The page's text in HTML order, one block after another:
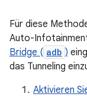
Für diese
Auto-
Bridge ( adb )
das Tunneling
Aktivieren